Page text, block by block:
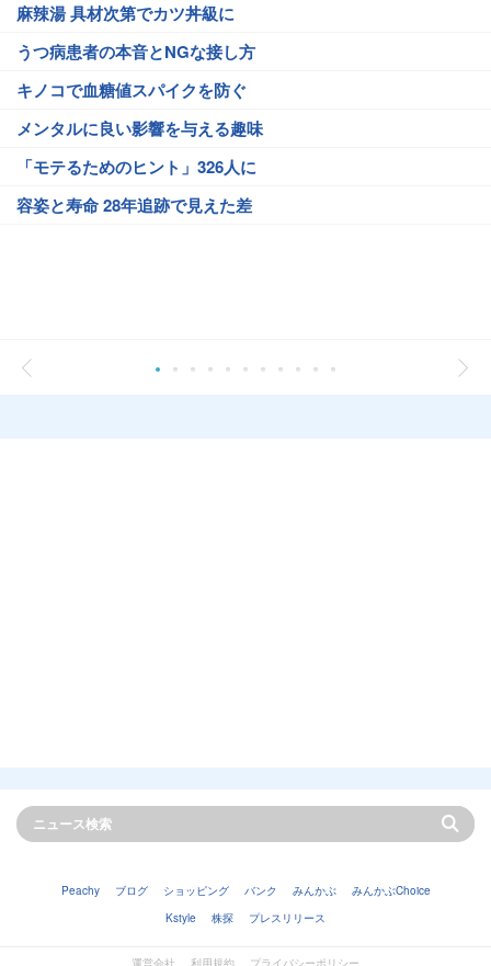
麻辣湯 具材次第でカツ丼級に
うつ病患者の本音とNGな接し方
キノコで血糖値スパイクを防ぐ
メンタルに良い影響を与える趣味
「モテるためのヒント」326人に
容姿と寿命 28年追跡で見えた差
Peachy ブログ ショッピング バンク みんかぶ
みんかぶChoice
Kstyle
株探 プレスリリース